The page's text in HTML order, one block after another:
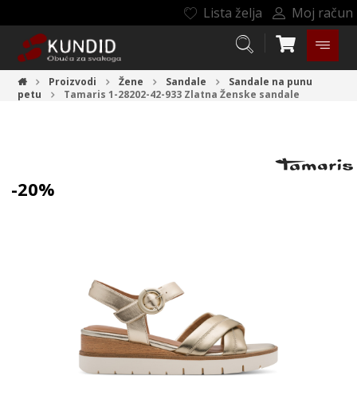
Lista želja Moj račun
Proizvodi Žene Sandale
Sandale na punu
petu
Tamaris 1-28202-42-933 Zlatna Ženske sandale
-20%